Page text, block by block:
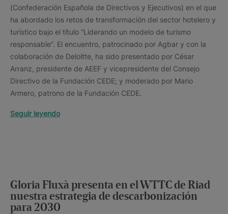
(Confederación Española de Directivos y Ejecutivos) en el que
ha abordado los retos de transformación del sector hotelero y
turístico bajo el título “Liderando un modelo de turismo
responsable”. El encuentro, patrocinado por Agbar y con la
colaboración de Deloitte, ha sido presentado por César
Arranz, presidente de AEEF y vicepresidente del Consejo
Directivo de la Fundación CEDE; y moderado por Mario
Armero, patrono de la Fundación CEDE.
Seguir leyendo
Gloria Fluxà presenta en el WTTC de Riad
nuestra estrategia de descarbonización
para 2030